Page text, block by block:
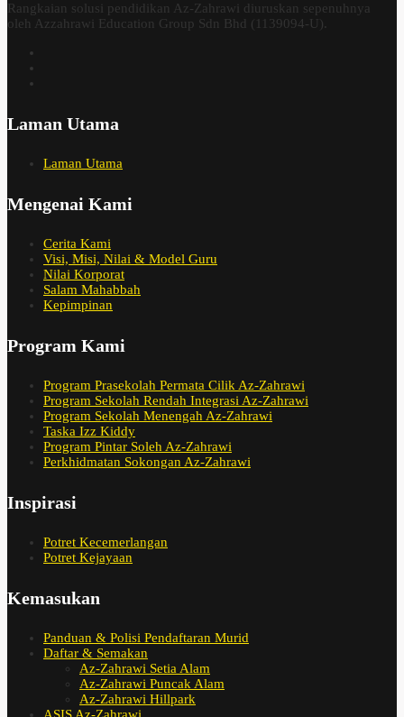
Rangkaian solusi pendidikan Az-Zahrawi diuruskan sepenuhnya
oleh Azzahrawi Education Group Sdn Bhd (1139094-U).
Laman Utama
Laman Utama
Mengenai Kami
Cerita Kami
Visi, Misi, Nilai & Model Guru
Nilai Korporat
Salam Mahabbah
Kepimpinan
Program Kami
Program Prasekolah Permata Cilik Az-Zahrawi
Program Sekolah Rendah Integrasi Az-Zahrawi
Program Sekolah Menengah Az-Zahrawi
Taska Izz Kiddy
Program Pintar Soleh Az-Zahrawi
Perkhidmatan Sokongan Az-Zahrawi
Inspirasi
Potret Kecemerlangan
Potret Kejayaan
Kemasukan
Panduan & Polisi Pendaftaran Murid
Daftar & Semakan
Az-Zahrawi Setia Alam
Az-Zahrawi Puncak Alam
Az-Zahrawi Hillpark